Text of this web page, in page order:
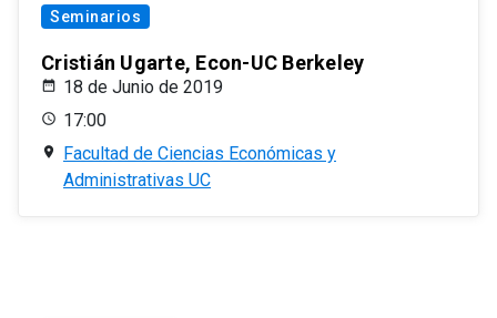
Seminarios
Cristián Ugarte, Econ-UC Berkeley
18 de Junio de 2019
17:00
Facultad de Ciencias Económicas y
Administrativas UC